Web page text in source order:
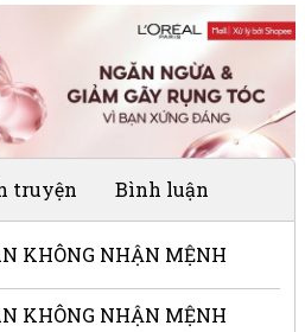
truyện Bình luận
KHÔNG NHẬN MỆNH
KHÔNG NHẬN MỆNH